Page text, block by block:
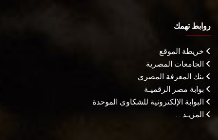
روابط تهمك
خريطة الموقع
الجامعات المصرية
بنك المعرفة المصري
بوابة مصر الرقميـة
البوابة الإلكترونية للشكاوى الموحدة
المزيـد . . .